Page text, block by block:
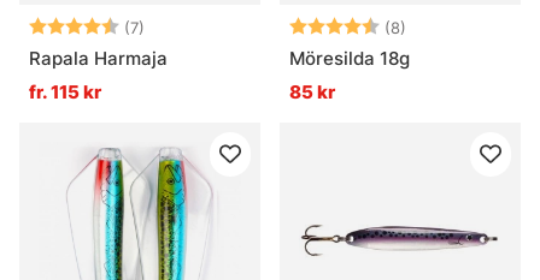
Betyg: (7)
4.9 utav 5 stjärnor
Rapala Harmaja
fr. 115 kr
Betyg: (8)
Möresilda 18g
85 kr